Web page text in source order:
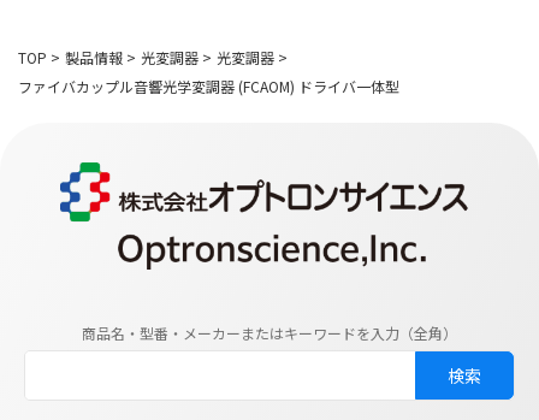
TOP > 製品情報 > 光変調器 > 光変調器 >
ファイバカップル音響光学変調器 (FCAOM) ドライバ一体型
商品名・型番・メーカーまたはキーワードを入力（全角）